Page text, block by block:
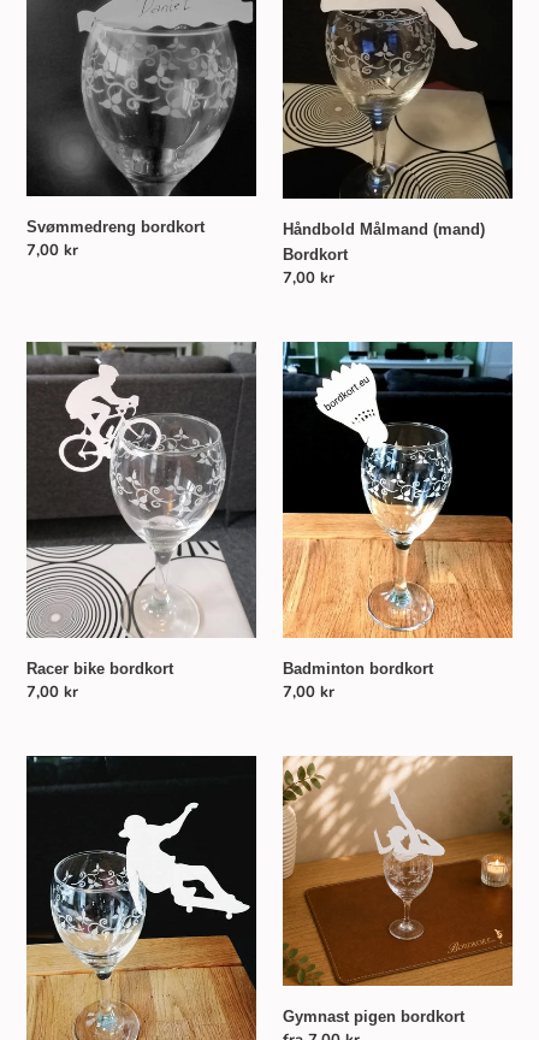
Svømmedreng bordkort
Normalpris
7,00 kr
Håndbold Målmand (mand)
Bordkort
Normalpris
7,00 kr
Racer
bike
bordkort
Racer bike bordkort
Normalpris
7,00 kr
Badminton
bordkort
Badminton bordkort
Normalpris
7,00 kr
Skateboard
bordkort
Gymnast
pigen
bordkort
Gymnast pigen bordkort